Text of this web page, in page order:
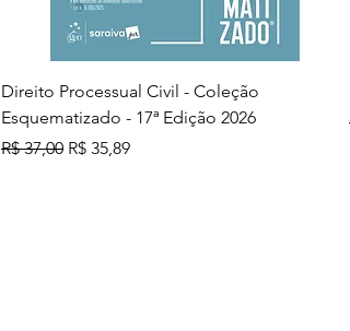
Direito Processual Civil - Coleção
Esquematizado - 17ª Edição 2026
Preço normal
R$ 37,00 Preço promocional
R$ 35,89